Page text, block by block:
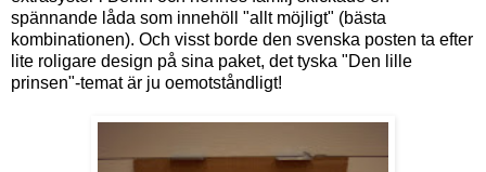
spännande låda som innehöll "allt möjligt" (bästa
kombinationen). Och visst borde den svenska posten ta efter
lite roligare design på sina paket, det tyska "Den lille
prinsen"-temat är ju oemotståndligt!